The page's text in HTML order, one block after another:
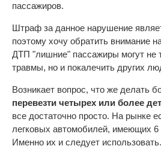
пассажиров.
Штраф за данное нарушение
поэтому хочу обратить внимание
ДТП "лишние" пассажиры могут не
травмы, но и покалечить других
Возникает вопрос, что же делать
перевезти четырех или более
все достаточно просто. На рынке
легковых автомобилей, имеющих 6
Именно их и следует использовать.